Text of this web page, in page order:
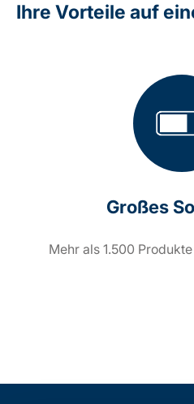
Ihre Vorteile auf
Großes
Mehr als 1.500